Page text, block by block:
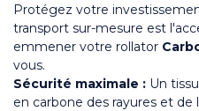
Protégez votre
transport sur-mesure est
emmener votre rollator
vous.
Sécurité maximale : Un
en carbone des rayures et de